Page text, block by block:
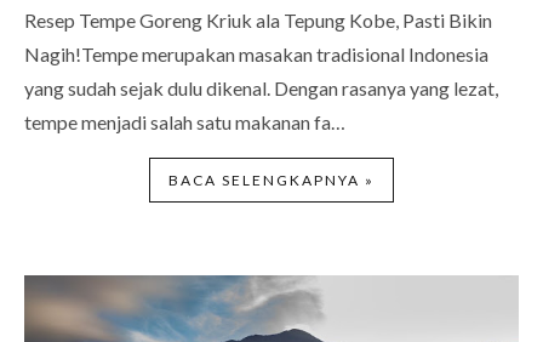
Resep Tempe Goreng Kriuk ala Tepung Kobe, Pasti Bikin
Nagih!Tempe merupakan masakan tradisional Indonesia
yang sudah sejak dulu dikenal. Dengan rasanya yang lezat,
tempe menjadi salah satu makanan fa…
BACA SELENGKAPNYA »